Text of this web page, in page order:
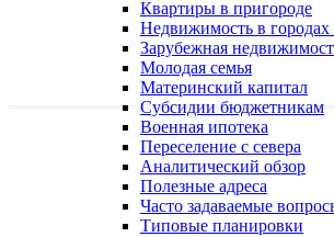
Квартиры в пригороде
Недвижимость в городах
Зарубежная
Молодая семья
Материнский капитал
Субсидии бюджетникам
Военная ипотека
Переселение с севера
Аналитический обзор
Полезные адреса
Часто задаваемые
Типовые планировки